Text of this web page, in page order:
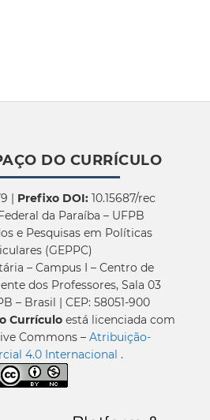
DO CURRÍCULO
| Prefixo DOI:10.15687/rec
da Paraíba – UFPB
e Pesquisas em Políticas
(GEPPC)
– Campus I – Centro de
dos Professores, Sala 03
– Brasil | CEP: 58051-900
Currículo está licenciada com
Commons – Atribuição-
4.0 Internacional .